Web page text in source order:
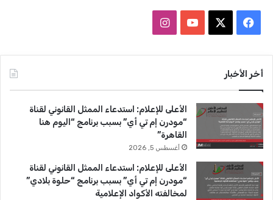
س
ب
و
ك
u
T
u
b
e
ت
ق
ا
م
أخر الأخبار
الأعلى للإعلام: استدعاء الممثل القانوني لقناة
“مودرن إم تي أي” بسبب برنامج “اليوم هنا
القاهرة”
أغسطس 5, 2026
الأعلى للإعلام: استدعاء الممثل القانوني لقناة
“مودرن إم تي أي” بسبب برنامج “حلوة بلادي”
لمخالفته الأكواد الإعلامية